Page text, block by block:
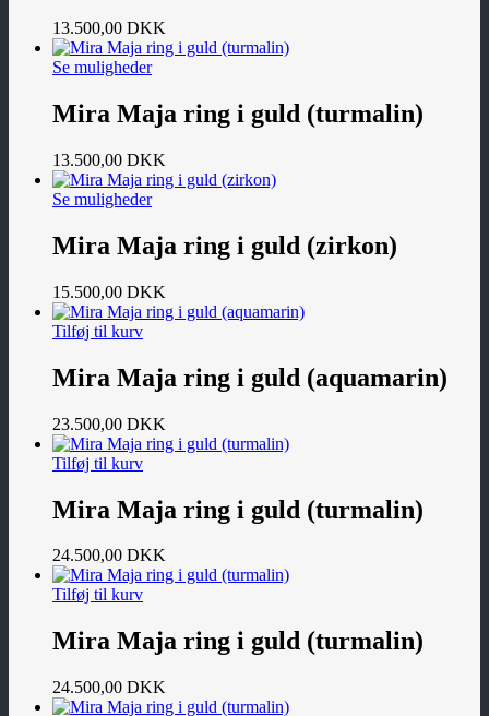
13.500,00 DKK
Se muligheder
Mira Maja ring i guld (turmalin)
13.500,00 DKK
Se muligheder
Mira Maja ring i guld (zirkon)
15.500,00 DKK
Tilføj til kurv
Mira Maja ring i guld (aquamarin)
23.500,00 DKK
Tilføj til kurv
Mira Maja ring i guld (turmalin)
24.500,00 DKK
Tilføj til kurv
Mira Maja ring i guld (turmalin)
24.500,00 DKK